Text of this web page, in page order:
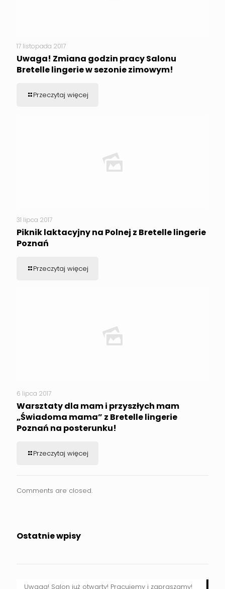
17 listopada 2017
Uwaga! Zmiana godzin pracy Salonu
Bretelle lingerie w sezonie zimowym!
Przeczytaj więcej
31 lipca 2017
Piknik laktacyjny na Polnej z Bretelle lingerie
Poznań
Przeczytaj więcej
6 lipca 2017
Warsztaty dla mam i przyszłych mam
„Świadoma mama” z Bretelle lingerie
Poznań na posterunku!
Przeczytaj więcej
Comments are closed.
Ostatnie wpisy
Uwaga! Salon już otwarty! Pracujemy i zapraszamy!